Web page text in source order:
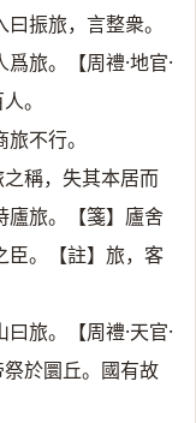
振旅，言整衆。
旅。【周禮·地官·
。
不行。
稱，失其本居而
廬旅。【箋】廬舍
臣。【註】旅，客
旅。【周禮·天官·
於圜丘。國有故